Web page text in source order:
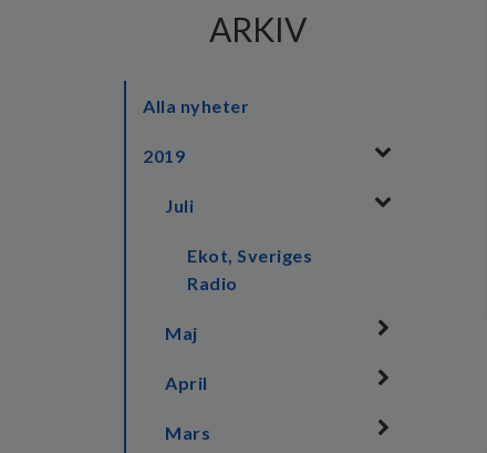
ARKIV
Alla nyheter
2019
Juli
Ekot, Sveriges
Radio
Maj
April
Mars